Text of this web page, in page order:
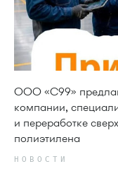
ООО «С99»
компании,
и переработке
полиэтилена
НОВОСТИ